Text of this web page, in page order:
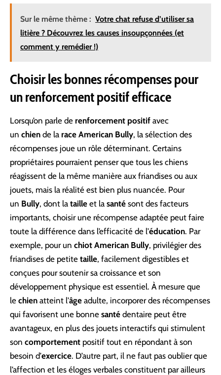
Sur le même thème : Votre chat refuse d’utiliser sa
litière ? Découvrez les causes insoupçonnées (et
comment y remédier !)
Choisir les bonnes récompenses pour
un renforcement positif efficace
Lorsqu’on parle de renforcement positif avec
un chien de la race American Bully, la sélection des
récompenses joue un rôle déterminant. Certains
propriétaires pourraient penser que tous les chiens
réagissent de la même manière aux friandises ou aux
jouets, mais la réalité est bien plus nuancée. Pour
un Bully, dont la taille et la santé sont des facteurs
importants, choisir une récompense adaptée peut faire
toute la différence dans l’efficacité de l’éducation. Par
exemple, pour un chiot American Bully, privilégier des
friandises de petite taille, facilement digestibles et
conçues pour soutenir sa croissance et son
développement physique est essentiel. À mesure que
le chien atteint l’âge adulte, incorporer des récompenses
qui favorisent une bonne santé dentaire peut être
avantageux, en plus des jouets interactifs qui stimulent
son comportement positif tout en répondant à son
besoin d’exercice. D’autre part, il ne faut pas oublier que
l’affection et les éloges verbales constituent par ailleurs